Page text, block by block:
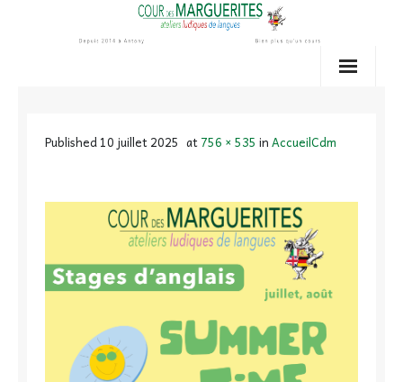
Published10 juillet 2025 at 756 × 535 inAccueilCdm